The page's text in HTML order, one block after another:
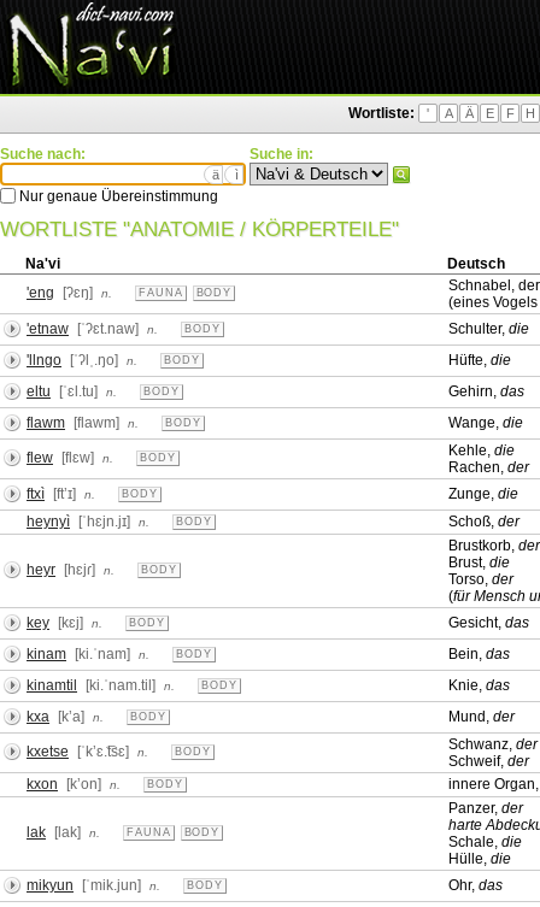
Wortliste: ' A Ä E F H
Suche nach:
ä ì
Nur genaue Übereinstimmung
Suche in:
WORTLISTE "ANATOMIE / KÖRPERTEILE"
Na'vi
Deutsch
'eng
[ʔɛŋ] n. FAUNA BODY
Schnabel, der
(eines
'etnaw
[ˈʔɛt.naw] n. BODY Schulter, die
'llngo
[ˈʔlˌ.ŋo] n. BODY Hüfte, die
eltu
[ˈɛl.tu] n. BODY Gehirn, das
flawm
[flawm] n. BODY Wange, die
flew [flɛw] n. BODY Kehle, die
Rachen, der
ftxì
[ftʼɪ] n. BODY Zunge, die
heynyì
[ˈhɛjn.jɪ] n. BODY Schoß, der
heyr [hɛjɾ] n. BODY
Brustkorb, der
Brust, die
Torso, der
(für Mensch
key
[kɛj] n. BODY Gesicht, das
kinam
[ki.ˈnam] n. BODY Bein, das
kinamtil
[ki.ˈnam.til] n. BODY Knie, das
kxa
[kʼa] n. BODY Mund, der
kxetse [ˈkʼɛ.͡tsɛ] n. BODY Schwanz, der
Schweif, der
kxon
[kʼon] n. BODY innere
lak [lak] n. FAUNA BODY
Panzer, der
harte
Schale, die
Hülle, die
mikyun
[ˈmik.jun] n. BODY Ohr, das